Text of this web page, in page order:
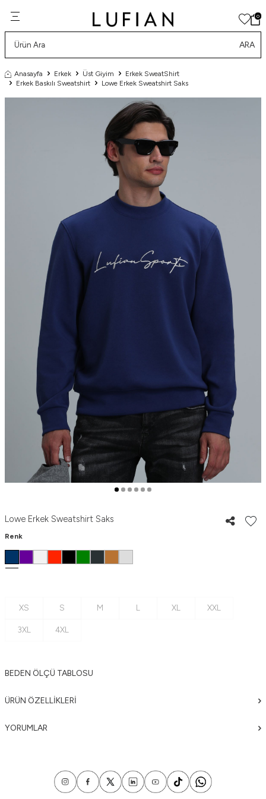
0
ARA
Anasayfa Erkek Üst Giyim
Erkek SweatShirt
Erkek Baskılı Sweatshirt
Lowe Erkek Sweatshirt Saks
Lowe Erkek Sweatshirt Saks
Renk
XS S M L XL XXL
3XL 4XL
BEDEN ÖLÇÜ TABLOSU
ÜRÜN ÖZELLIKLERI
YORUMLAR